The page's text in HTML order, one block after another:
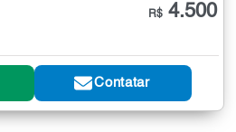
R$ 4.500
Contatar